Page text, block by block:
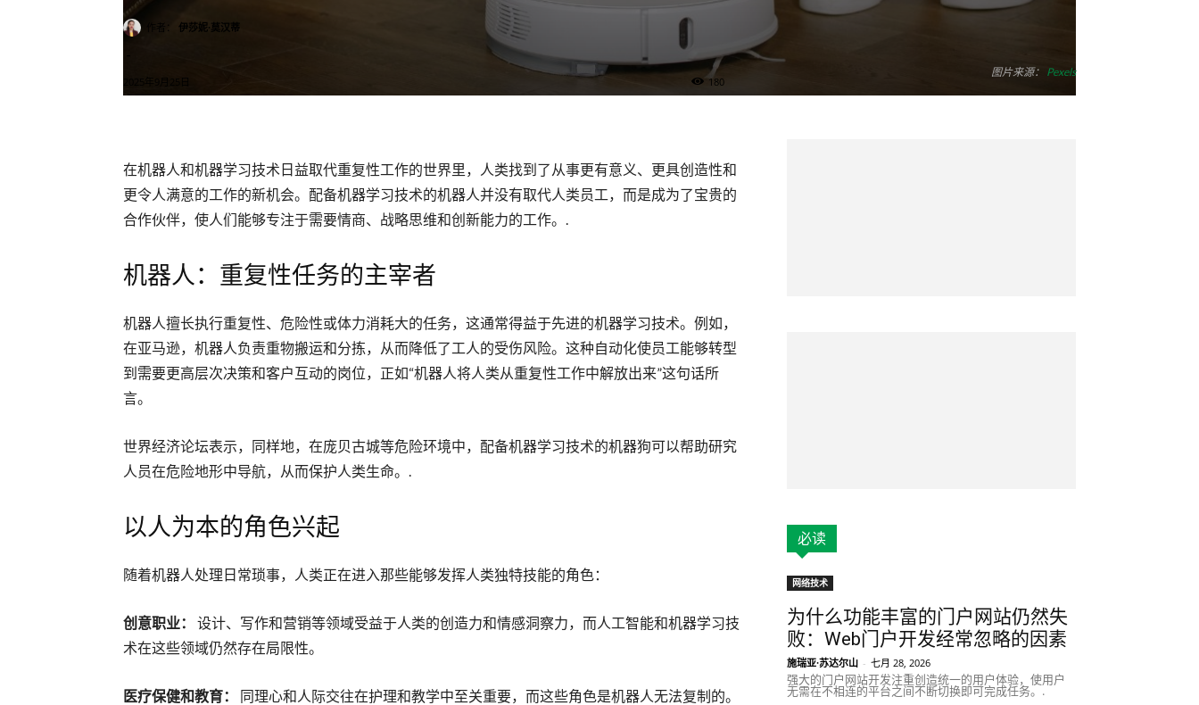
作者： 伊莎妮·莫汉蒂
2025年9月25日 180
在机器人和机器学习技术日益取代重复性工作的世界里，人类找到了从事更有意义、更具创造性和
更令人满意的工作的新机会。配备机器学习技术的机器人并没有取代人类员工，而是成为了宝贵的
合作伙伴，使人们能够专注于需要情商、战略思维和创新能力的工作。.
机器人：重复性任务的主宰者
机器人擅长执行重复性、危险性或体力消耗大的任务，这通常得益于先进的机器学习技术。例如，
在亚马逊，机器人负责重物搬运和分拣，从而降低了工人的受伤风险。这种自动化使员工能够转型
到需要更高层次决策和客户互动的岗位，正如“机器人将人类从重复性工作中解放出来”这句话所
言。
世界经济论坛表示，同样地，在庞贝古城等危险环境中，配备机器学习技术的机器狗可以帮助研究
人员在危险地形中导航，从而保护人类生命。.
以人为本的角色兴起
随着机器人处理日常琐事，人类正在进入那些能够发挥人类独特技能的角色：
创意职业： 设计、写作和营销等领域受益于人类的创造力和情感洞察力，而人工智能和机器学习技
术在这些领域仍然存在局限性。
医疗保健和教育： 同理心和人际交往在护理和教学中至关重要，而这些角色是机器人无法复制的。
图片来源： Pexels
必读
网络技术
为什么功能丰富的门户网站仍然失
败：Web门户开发经常忽略的因素
施瑞亚·苏达尔山 - 七月 28, 2026
强大的门户网站开发注重创造统一的用户体验，使用户
无需在不相连的平台之间不断切换即可完成任务。.